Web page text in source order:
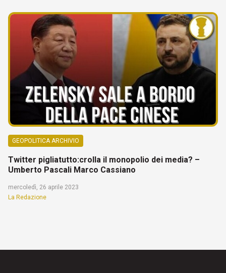
GEOPOLITICA ARCHIVIO
Twitter pigliatutto:crolla il monopolio dei media? –
Umberto Pascali Marco Cassiano
mercoledì, 26 aprile 2023
La Redazione